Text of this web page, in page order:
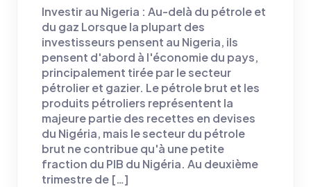
Investir au Nigeria : Au-delà du pétrole et
du gaz Lorsque la plupart des
investisseurs pensent au Nigeria, ils
pensent d'abord à l'économie du pays,
principalement tirée par le secteur
pétrolier et gazier. Le pétrole brut et les
produits pétroliers représentent la
majeure partie des recettes en devises
du Nigéria, mais le secteur du pétrole
brut ne contribue qu'à une petite
fraction du PIB du Nigéria. Au deuxième
trimestre de […]